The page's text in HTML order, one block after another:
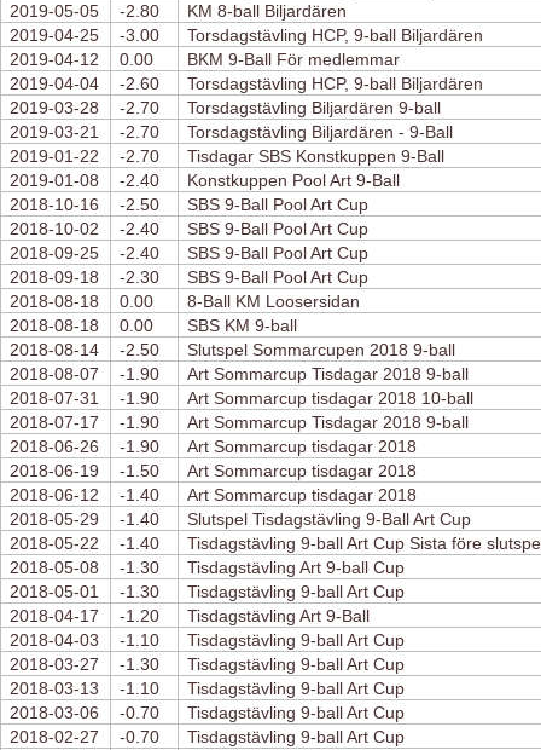
2019-05-05
-2.80
KM 8-ball Biljardären
2019-04-25
-3.00
Torsdagstävling HCP, 9-ball Biljardären
2019-04-12
0.00
BKM 9-Ball För medlemmar
2019-04-04
-2.60
Torsdagstävling HCP, 9-ball Biljardären
2019-03-28
-2.70
Torsdagstävling Biljardären 9-ball
2019-03-21
-2.70
Torsdagstävling Biljardären - 9-Ball
2019-01-22
-2.70
Tisdagar SBS Konstkuppen 9-Ball
2019-01-08
-2.40
Konstkuppen Pool Art 9-Ball
2018-10-16
-2.50
SBS 9-Ball Pool Art Cup
2018-10-02
-2.40
SBS 9-Ball Pool Art Cup
2018-09-25
-2.40
SBS 9-Ball Pool Art Cup
2018-09-18
-2.30
SBS 9-Ball Pool Art Cup
2018-08-18
0.00
8-Ball KM Loosersidan
2018-08-18
0.00
SBS KM 9-ball
2018-08-14
-2.50
Slutspel Sommarcupen 2018 9-ball
2018-08-07
-1.90
Art Sommarcup Tisdagar 2018 9-ball
2018-07-31
-1.90
Art Sommarcup tisdagar 2018 10-ball
2018-07-17
-1.90
Art Sommarcup Tisdagar 2018 9-ball
2018-06-26
-1.90
Art Sommarcup tisdagar 2018
2018-06-19
-1.50
Art Sommarcup tisdagar 2018
2018-06-12
-1.40
Art Sommarcup tisdagar 2018
2018-05-29
-1.40
Slutspel Tisdagstävling 9-Ball Art Cup
2018-05-22
-1.40
Tisdagstävling 9-ball Art Cup Sista före
2018-05-08
-1.30
Tisdagstävling Art 9-ball Cup
2018-05-01
-1.30
Tisdagstävling 9-ball Art Cup
2018-04-17
-1.20
Tisdagstävling Art 9-Ball
2018-04-03
-1.10
Tisdagstävling 9-ball Art Cup
2018-03-27
-1.30
Tisdagstävling 9-ball Art Cup
2018-03-13
-1.10
Tisdagstävling 9-ball Art Cup
2018-03-06
-0.70
Tisdagstävling 9-ball Art Cup
2018-02-27
-0.70
Tisdagstävling 9-ball Art Cup